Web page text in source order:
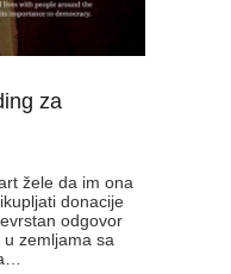
za
žele da im ona
donacije
odgovor
zemljama sa